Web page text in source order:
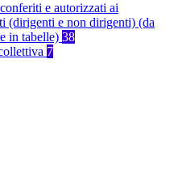
e autorizzati ai
(dirigenti e non dirigenti) (da
in tabelle) 38
7